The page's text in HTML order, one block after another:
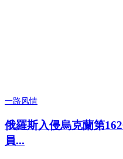
一路风情
俄羅斯入侵烏克蘭第
員...